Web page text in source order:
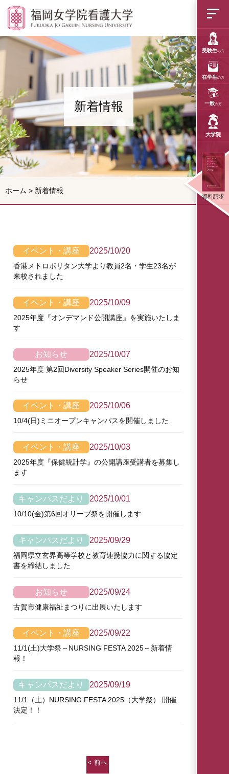
受験生の方
在学生の方
一般の方
大学院
資料請求
福岡女学院看護大学
新着情報
ホーム > 新着情報
イベント・講座 2025/10/20
香港メトロポリタン大学より教員2名・学生23名が
来校されました
イベント・講座 2025/10/09
2025年度『オンデマンド公開講座』を実施いたしま
す
お知らせ 2025/10/07
2025年度 第2回Diversity Speaker Series開催のお知
らせ
イベント・講座 2025/10/06
10/4(日)ミニオープンキャンパスを開催しました
イベント・講座 2025/10/03
2025年度『保健統計学』の公開講座受講者を募集し
ます
キャンパスだより 2025/10/01
10/10(金)第6回オリーブ祭を開催します
キャンパスだより 2025/09/29
福岡県立玄界高等学校と教育連携協力に関する協定
書を締結しました
お知らせ 2025/09/24
古賀市健康福祉まつりに出展いたします
イベント・講座 2025/09/22
11/1(土)大学祭～NURSING FESTA 2025～新着情
報！
キャンパスだより 2025/09/19
11/1（土）NURSING FESTA 2025（大学祭） 開催
決定！！
< 前へ